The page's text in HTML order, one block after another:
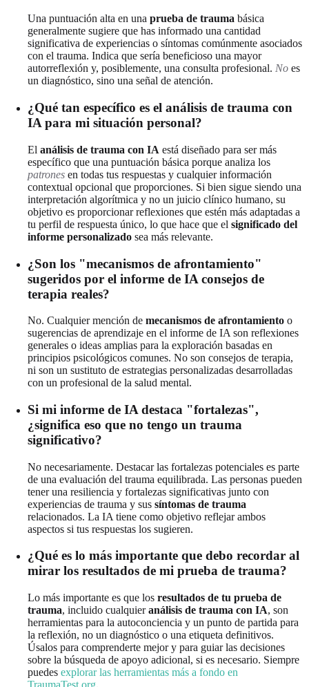
Una puntuación alta en una prueba de trauma básica
generalmente sugiere que has informado una cantidad
significativa de experiencias o síntomas comúnmente asociados
con el trauma. Indica que sería beneficioso una mayor
autorreflexión y, posiblemente, una consulta profesional. No es
un diagnóstico, sino una señal de atención.
¿Qué tan específico es el análisis de trauma con
IA para mi situación personal?
El análisis de trauma con IA está diseñado para ser más
específico que una puntuación básica porque analiza los
patrones en todas tus respuestas y cualquier información
contextual opcional que proporciones. Si bien sigue siendo una
interpretación algorítmica y no un juicio clínico humano, su
objetivo es proporcionar reflexiones que estén más adaptadas a
tu perfil de respuesta único, lo que hace que el significado del
informe personalizado sea más relevante.
¿Son los "mecanismos de afrontamiento"
sugeridos por el informe de IA consejos de
terapia reales?
No. Cualquier mención de mecanismos de afrontamiento o
sugerencias de aprendizaje en el informe de IA son reflexiones
generales o ideas amplias para la exploración basadas en
principios psicológicos comunes. No son consejos de terapia,
ni son un sustituto de estrategias personalizadas desarrolladas
con un profesional de la salud mental.
Si mi informe de IA destaca "fortalezas",
¿significa eso que no tengo un trauma
significativo?
No necesariamente. Destacar las fortalezas potenciales es parte
de una evaluación del trauma equilibrada. Las personas pueden
tener una resiliencia y fortalezas significativas junto con
experiencias de trauma y sus síntomas de trauma
relacionados. La IA tiene como objetivo reflejar ambos
aspectos si tus respuestas los sugieren.
¿Qué es lo más importante que debo recordar al
mirar los resultados de mi prueba de trauma?
Lo más importante es que los resultados de tu prueba de
trauma, incluido cualquieranálisis de trauma con IA, son
herramientas para la autoconciencia y un punto de partida para
la reflexión, no un diagnóstico o una etiqueta definitivos.
Úsalos para comprenderte mejor y para guiar las decisiones
sobre la búsqueda de apoyo adicional, si es necesario. Siempre
puedes explorar las herramientas más a fondo en